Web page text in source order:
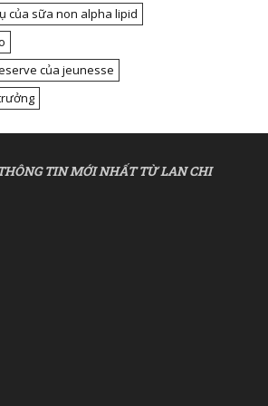
của sữa non alpha lipid
của jeunesse
TIN MỚI NHẤT TỪ LAN CHI